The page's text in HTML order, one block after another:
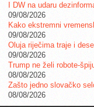
I DW na udaru
09/08/2026
Kako ekstremni
09/08/2026
Oluja riječima traje i
09/08/2026
Trump ne želi robote-
08/08/2026
Zašto jedno slovačko
08/08/2026